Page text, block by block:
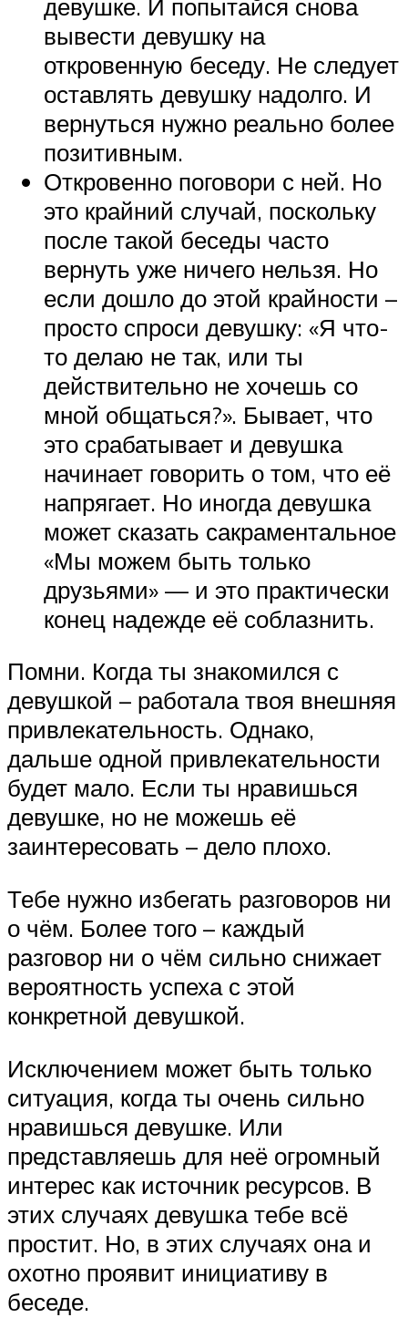
девушке. И попытайся снова
вывести девушку на
откровенную беседу. Не следует
оставлять девушку надолго. И
вернуться нужно реально более
позитивным.
Откровенно поговори с ней. Но
это крайний случай, поскольку
после такой беседы часто
вернуть уже ничего нельзя. Но
если дошло до этой крайности –
просто спроси девушку: «Я что-
то делаю не так, или ты
действительно не хочешь со
мной общаться?». Бывает, что
это срабатывает и девушка
начинает говорить о том, что её
напрягает. Но иногда девушка
может сказать сакраментальное
«Мы можем быть только
друзьями» — и это практически
конец надежде её соблазнить.
Помни. Когда ты знакомился с
девушкой – работала твоя внешняя
привлекательность. Однако,
дальше одной привлекательности
будет мало. Если ты нравишься
девушке, но не можешь её
заинтересовать – дело плохо.
Тебе нужно избегать разговоров ни
о чём. Более того – каждый
разговор ни о чём сильно снижает
вероятность успеха с этой
конкретной девушкой.
Исключением может быть только
ситуация, когда ты очень сильно
нравишься девушке. Или
представляешь для неё огромный
интерес как источник ресурсов. В
этих случаях девушка тебе всё
простит. Но, в этих случаях она и
охотно проявит инициативу в
беседе.